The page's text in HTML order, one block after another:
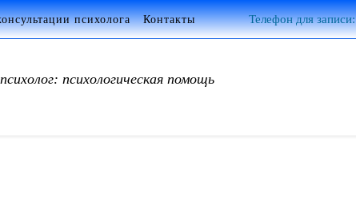
психолога Контакты Телефон для
психологическая помощь